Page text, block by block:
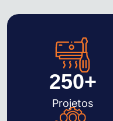
250+
Projetos